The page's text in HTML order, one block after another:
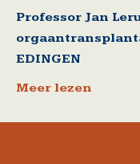
Professor Jan
EDINGEN
Meer lezen